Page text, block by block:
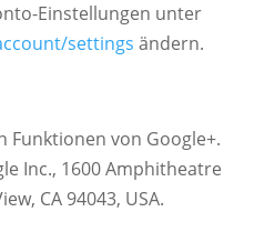
Einstellungen unter
settings ändern.
Funktionen von Google+.
Inc., 1600 Amphitheatre
CA 94043, USA.